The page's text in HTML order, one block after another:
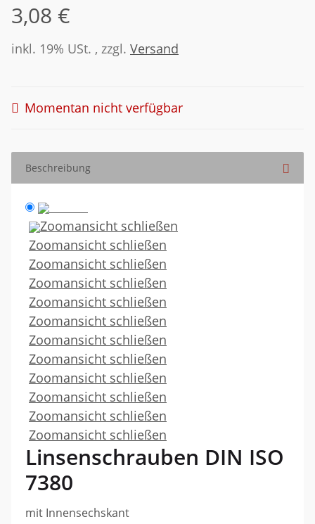
3,08 €
inkl. 19% USt. , zzgl. Versand
Momentan nicht verfügbar
Beschreibung
Zoomansicht schließen
Zoomansicht schließen
Zoomansicht schließen
Zoomansicht schließen
Zoomansicht schließen
Zoomansicht schließen
Zoomansicht schließen
Zoomansicht schließen
Zoomansicht schließen
Zoomansicht schließen
Zoomansicht schließen
Zoomansicht schließen
Linsenschrauben DIN ISO
7380
mit Innensechskant